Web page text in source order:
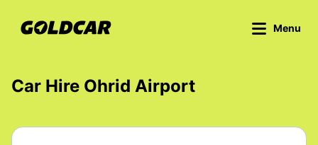
Menu
Car Hire Ohrid Airport